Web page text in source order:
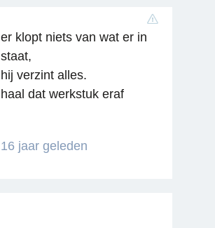
er klopt niets van wat er in
staat,
hij verzint alles.
haal dat werkstuk eraf
16 jaar geleden